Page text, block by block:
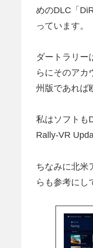
めのDLC「
っています。
ダートラリー
らにそのアカ
州版であれば
私はソフトも
Rally-VR
ちなみに北米
らも参考にし